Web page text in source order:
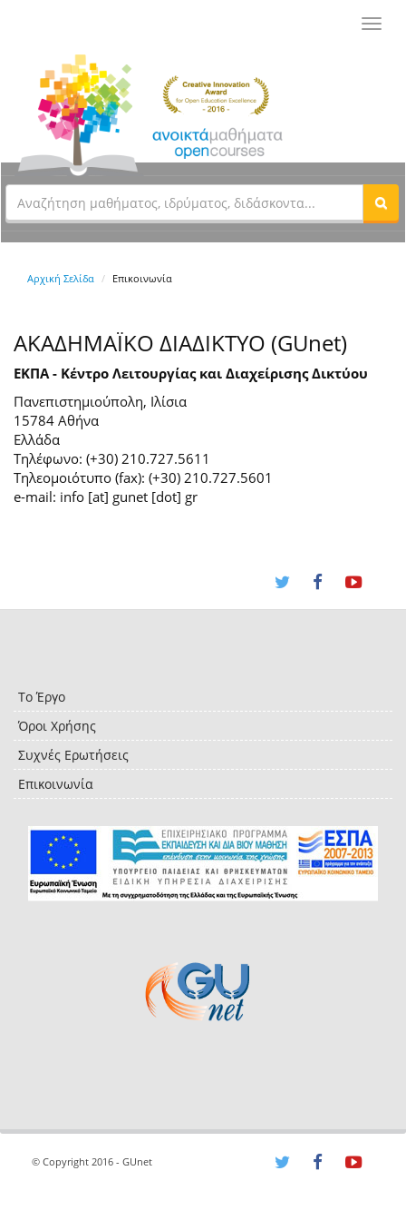
Αρχική Σελίδα Επικοινωνία
ΑΚΑΔΗΜΑΪΚΟ ΔΙΑΔΙΚΤΥΟ (GUnet)
ΕΚΠΑ - Κέντρο Λειτουργίας και Διαχείρισης Δικτύου
Πανεπιστημιούπολη, Ιλίσια
15784 Αθήνα
Ελλάδα
Τηλέφωνο: (+30) 210.727.5611
Τηλεομοιότυπο (fax): (+30) 210.727.5601
e-mail: info [at] gunet [dot] gr
Το Έργο
Όροι Χρήσης
Συχνές Ερωτήσεις
Επικοινωνία
© Copyright 2016 - GUnet